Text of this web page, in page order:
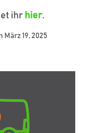
ihr hier.
März 19, 2025